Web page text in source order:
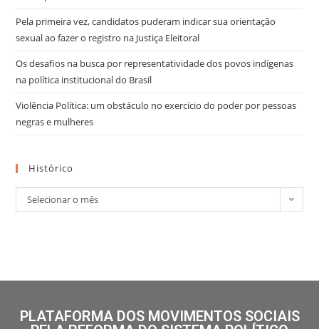
Pela primeira vez, candidatos puderam indicar sua orientação
sexual ao fazer o registro na Justiça Eleitoral
Os desafios na busca por representatividade dos povos indígenas
na política institucional do Brasil
Violência Política: um obstáculo no exercício do poder por pessoas
negras e mulheres
Histórico
Selecionar o mês
PLATAFORMA DOS MOVIMENTOS SOCIAIS